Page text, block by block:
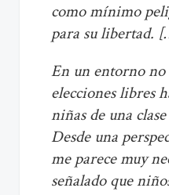
como mínimo
para su libertad.
En un entorno
elecciones libres
niñas de una
Desde una
me parece muy
señalado que